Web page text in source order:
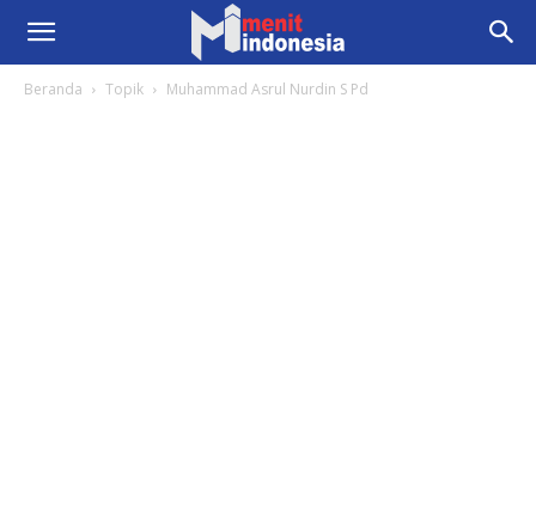
Beranda Topik Muhammad Asrul Nurdin S Pd